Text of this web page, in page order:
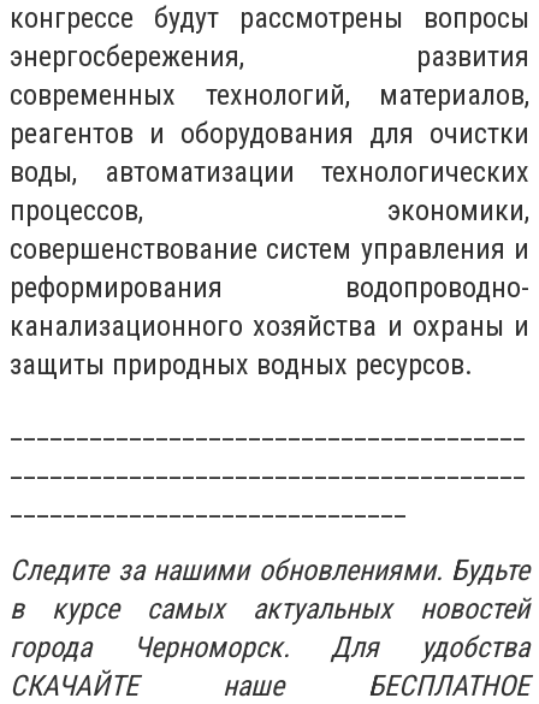
конгрессе будут рассмотрены вопросы
энергосбережения, развития
современных технологий, материалов,
реагентов и оборудования для очистки
воды, автоматизации технологических
процессов, экономики,
совершенствование систем управления и
реформирования водопроводно-
канализационного хозяйства и охраны и
защиты природных водных ресурсов.
Следите за нашими обновлениями. Будьте
в курсе самых актуальных новостей
города Черноморск. Для удобства
СКАЧАЙТЕ наше БЕСПЛАТНОЕ